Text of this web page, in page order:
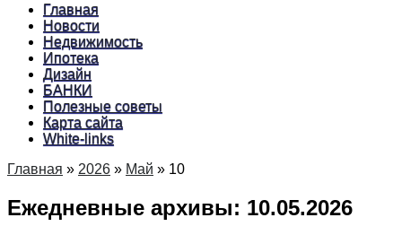
Главная
Новости
Недвижимость
Ипотека
Дизайн
БАНКИ
Полезные советы
Карта сайта
White-links
Главная » 2026 » Май » 10
Ежедневные архивы: 10.05.2026